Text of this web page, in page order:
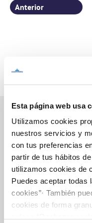
Esta página web usa
Utilizamos cookies
nuestros servicios y
con tus preferencias
partir de tus hábitos
utilizamos cookies de
Puedes aceptar todas
cookies”· También
cookies de forma
Anterior
Inicio
Gestiones Online